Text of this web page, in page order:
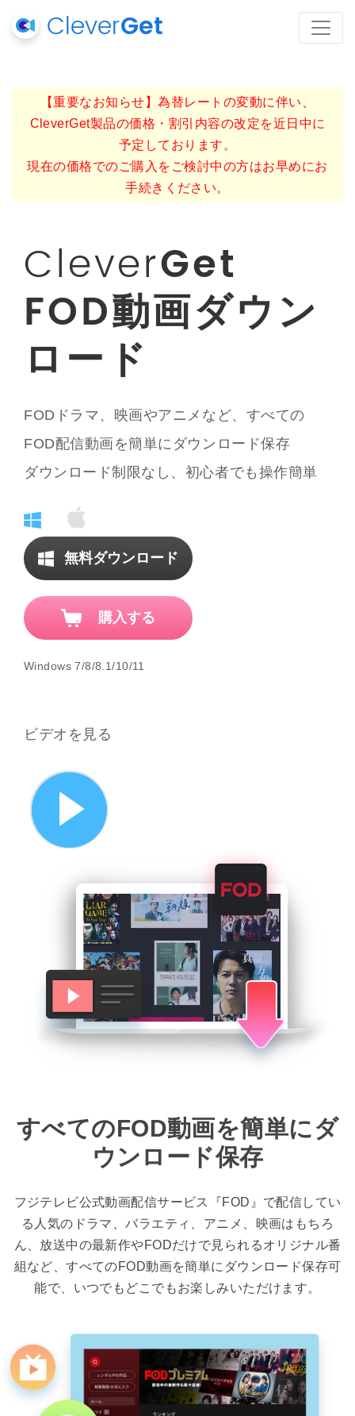
CleverGet
【重要なお知らせ】為替レートの変動に伴い、
CleverGet製品の価格・割引内容の改定を近日中に
予定しております。
現在の価格でのご購入をご検討中の方はお早めにお
手続きください。
CleverGet
FOD動画ダウン
ロード
FODドラマ、映画やアニメなど、すべての
FOD配信動画を簡単にダウンロード保存
ダウンロード制限なし、初心者でも操作簡単
無料ダウンロード
購入する
Windows 7/8/8.1/10/11
ビデオを見る
すべてのFOD動画を簡単にダ
ウンロード保存
フジテレビ公式動画配信サービス『FOD』で配信してい
る人気のドラマ、バラエティ、アニメ、映画はもちろ
ん、放送中の最新作やFODだけで見られるオリジナル番
組など、すべてのFOD動画を簡単にダウンロード保存可
能で、いつでもどこでもお楽しみいただけます。